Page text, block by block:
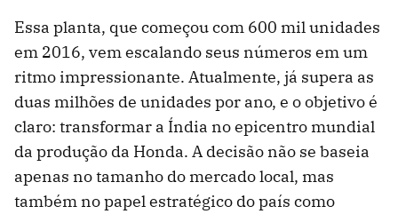
Essa planta, que começou com 600 mil unidades
em 2016, vem escalando seus números em um
ritmo impressionante. Atualmente, já supera as
duas milhões de unidades por ano, e o objetivo é
claro: transformar a Índia no epicentro mundial
da produção da Honda. A decisão não se baseia
apenas no tamanho do mercado local, mas
também no papel estratégico do país como